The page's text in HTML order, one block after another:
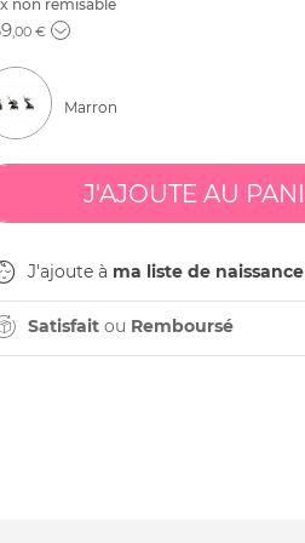
non remisable
,00 €
Marron
J'ajoute à ma liste de naissance
Satisfaitou Remboursé